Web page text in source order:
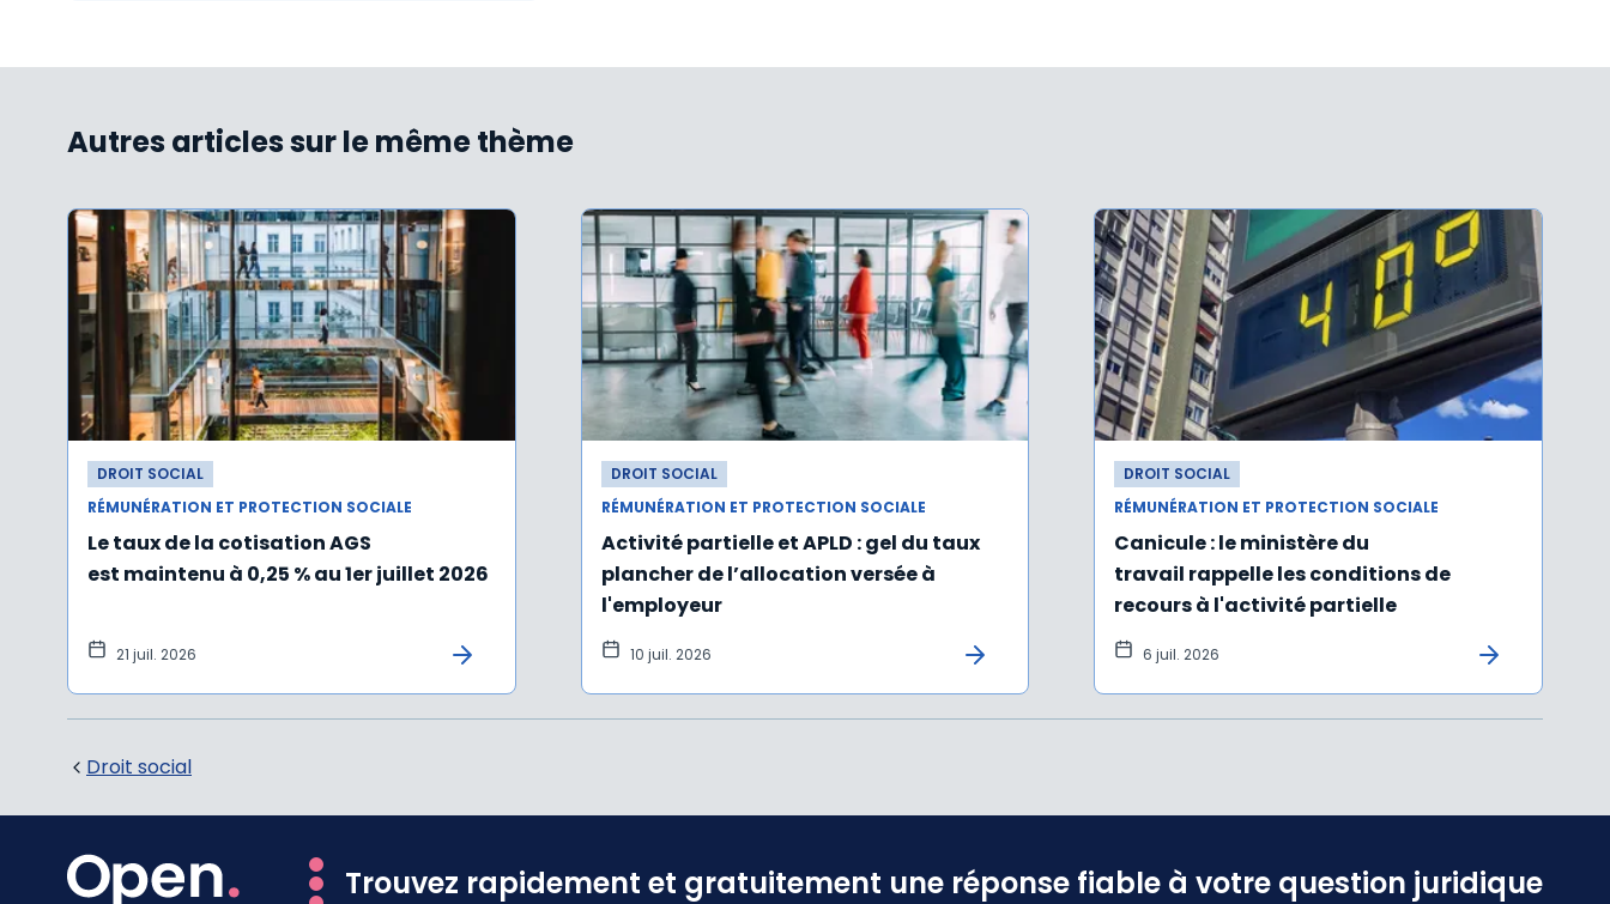
Autres articles sur le même thème
DROIT SOCIAL
RÉMUNÉRATION ET PROTECTION SOCIALE
Le taux de la cotisation AGS
est maintenu à 0,25 % au 1er juillet 2026
21 juil. 2026
DROIT SOCIAL
RÉMUNÉRATION ET PROTECTION SOCIALE
Activité partielle et APLD : gel du taux
plancher de l’allocation versée à
l'employeur
10 juil. 2026
DROIT SOCIAL
RÉMUNÉRATION ET PROTECTION SOCIALE
Canicule : le ministère du
travail rappelle les conditions de
recours à l'activité partielle
6 juil. 2026
Droit social
Trouvez rapidement et gratuitement une réponse fiable à votre question juridique